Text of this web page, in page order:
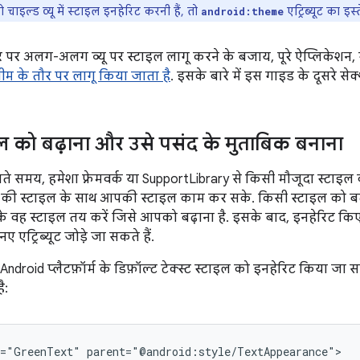
व्यू में स्टाइल इनहेरिट करनी हैं, तो android:theme एट्रिब्यूट का
पर अलग-अलग व्यू पर स्टाइल लागू करने के बजाय, पूरे
के तौर पर लागू किया जाता है. इसके बारे में इस गाइड के दूसरे
को बढ़ाना और उसे पसंद के मुताबिक बनाना
समय, हमेशा फ़्रेमवर्क या SupportLibrary से किसी मौजूदा
स्टाइल के साथ आपकी स्टाइल काम कर सके. किसी स्टाइल को
स्टाइल तय करें जिसे आपको बढ़ाना है. इसके बाद, इनहेरिट किए
एट्रिब्यूट जोड़े जा सकते हैं.
प्लैटफ़ॉर्म के डिफ़ॉल्ट टेक्स्ट स्टाइल को इनहेरिट किया